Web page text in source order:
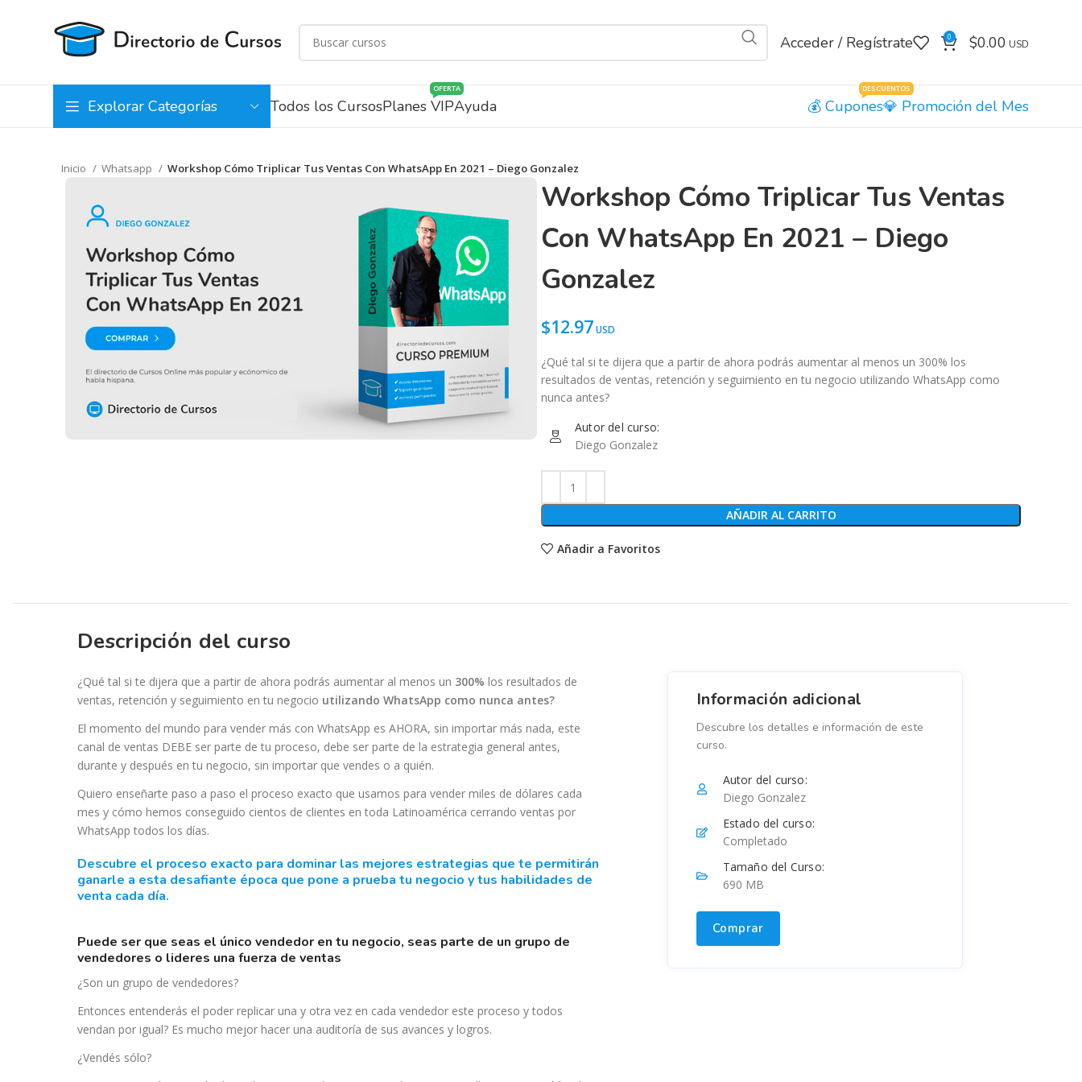
Acceder / Regístrate 0 $0.00
Explorar Categorías Todos los CursosPlanes VIP
OFERTA
Ayuda Cupones
DESCUENTOS
Promoción del Mes
Inicio Whatsapp Workshop Cómo Triplicar Tus Ventas Con WhatsApp En 2021 – Diego Gonzalez
Workshop Cómo Triplicar Tus Ventas
Con WhatsApp En 2021 – Diego
Gonzalez
$12.97
¿Qué tal si te dijera que a partir de ahora podrás aumentar al menos un 300% los
resultados de ventas, retención y seguimiento en tu negocio utilizando WhatsApp como
nunca antes?
Autor del curso:
Diego Gonzalez
AÑADIR AL CARRITO
Añadir a Favoritos
Descripción del curso
¿Qué tal si te dijera que a partir de ahora podrás aumentar al menos un 300% los resultados de
ventas, retención y seguimiento en tu negocio utilizando WhatsApp como nunca antes?
El momento del mundo para vender más con WhatsApp es AHORA, sin importar más nada, este
canal de ventas DEBE ser parte de tu proceso, debe ser parte de la estrategia general antes,
durante y después en tu negocio, sin importar que vendes o a quién.
Quiero enseñarte paso a paso el proceso exacto que usamos para vender miles de dólares cada
mes y cómo hemos conseguido cientos de clientes en toda Latinoamérica cerrando ventas por
WhatsApp todos los días.
descubre el proceso exacto para dominar las mejores estrategias que te permitirán
ganarle a esta desafiante época que pone a prueba tu negocio y tus habilidades de
venta cada día.
puede ser que seas el único vendedor en tu negocio, seas parte de un grupo de
vendedores o lideres una fuerza de ventas
¿Son un grupo de vendedores?
Entonces entenderás el poder replicar una y otra vez en cada vendedor este proceso y todos
vendan por igual? Es mucho mejor hacer una auditoría de sus avances y logros.
¿Vendés sólo?
Información adicional
Descubre los detalles e información de este
curso.
Autor del curso:
Diego Gonzalez
Estado del curso:
Completado
Tamaño del Curso:
690 MB
Comprar